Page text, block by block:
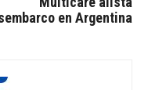
en Argentina